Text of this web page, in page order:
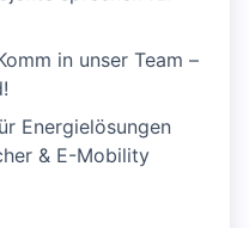
in unser Team –
Energielösungen
& E-Mobility